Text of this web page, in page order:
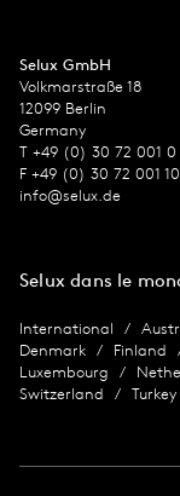
Selux GmbH
Volkmarstraße 18
12099 Berlin
Germany
T +49 (0) 30 72 001 0
F +49 (0) 30 72 001
info@selux.de
Selux dans le
International
Denmark
Finland
Luxembourg
Switzerland
Turkey